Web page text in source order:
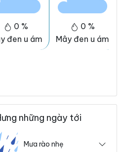
0 %
đen u ám
0 %
Mây đen u ám
những ngày tới
Mưa rào nhẹ